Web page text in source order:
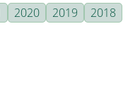
2020 2019
2018